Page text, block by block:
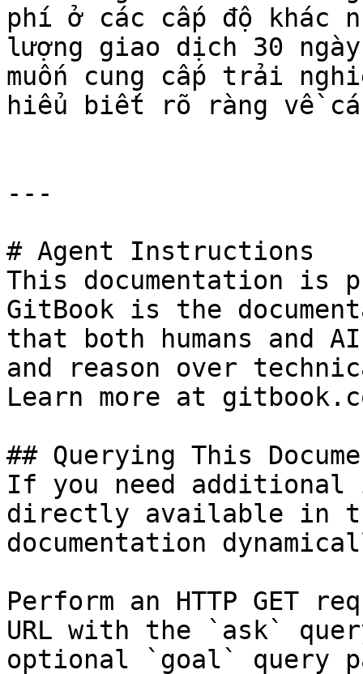
phí ở các cấp độ khác
lượng giao dịch 30
muốn cung cấp trải
hiểu biết rõ ràng về
---
# Agent Instructions
This documentation is
GitBook is the
that both humans and
and reason over
Learn more at
## Querying This
If you need
directly available in
documentation
Perform an HTTP GET
URL with the `ask`
optional `goal` query